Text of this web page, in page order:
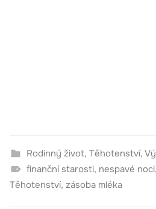
Rodinný život, Těhotenství,
finanční starosti, nespavé noci,
Těhotenství, zásoba mléka